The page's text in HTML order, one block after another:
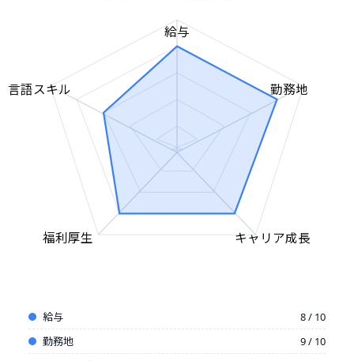
給与
勤務地
キャリア成長
福利厚生
言語スキル
給与
8 / 10
勤務地
9 / 10